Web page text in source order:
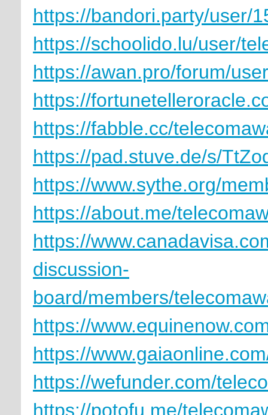
https://bandori.party/user/
https://schoolido.lu/user/
https://awan.pro/forum/
https://
https://fabble.cc/
https://pad.stuve.de/s/
https://www.sythe.org/
https://about.me/
https://
discussion-
board/members/
https://
https://
https://wefunder.com/
https://potofu.me/